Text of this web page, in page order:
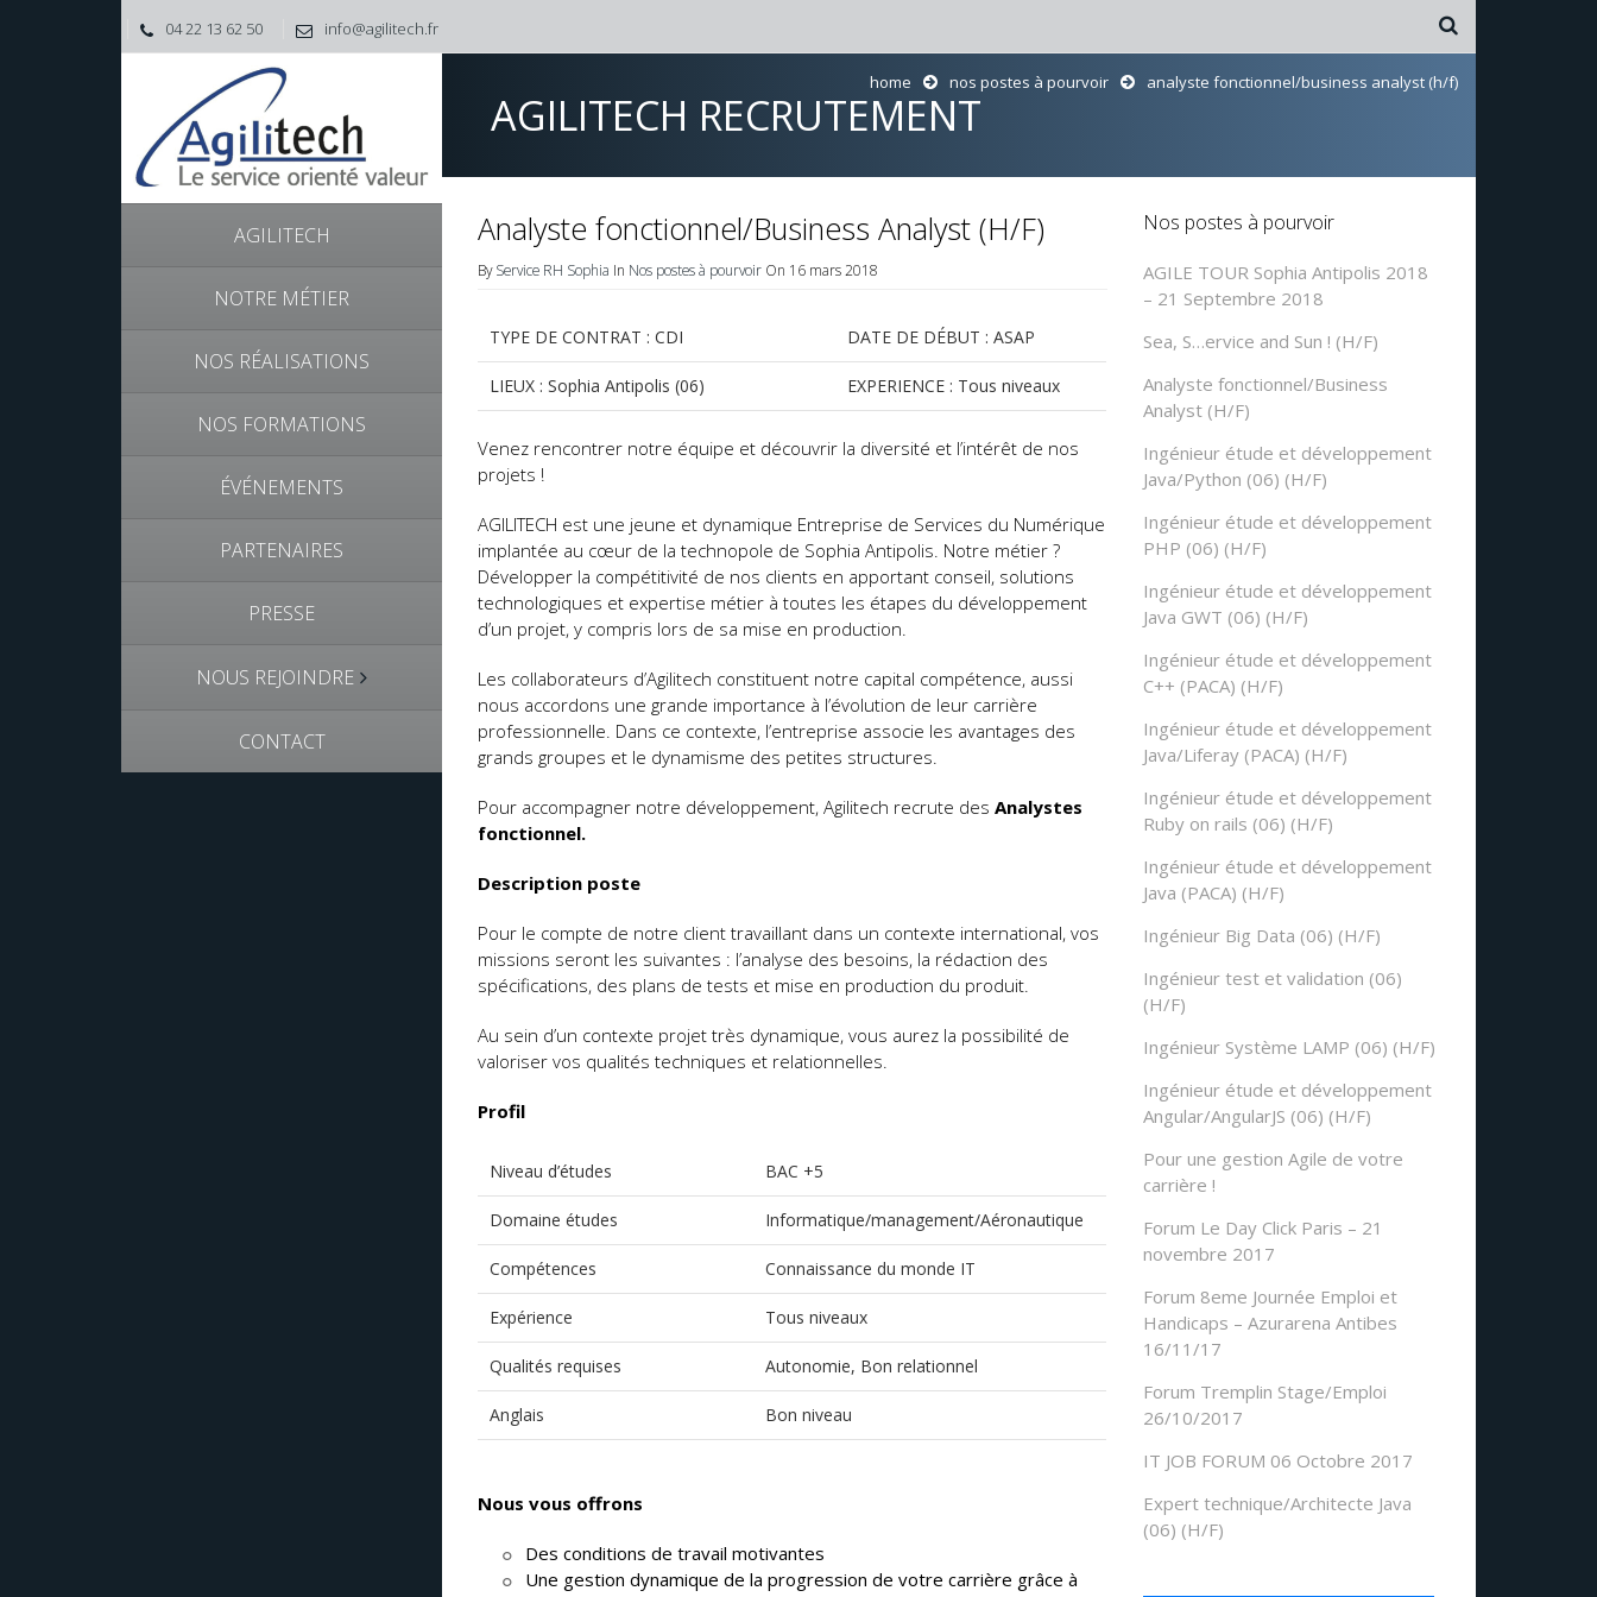
04 22 13 62 50 info@agilitech.fr
AGILITECH
NOTRE MÉTIER
NOS RÉALISATIONS
NOS FORMATIONS
ÉVÉNEMENTS
PARTENAIRES
PRESSE
NOUS REJOINDRE
CONTACT
AGILITECH RECRUTEMENT
home nos postes à pourvoir analyste fonctionnel/business analyst (h/f)
Analyste fonctionnel/Business Analyst (H/F)
ByService RH Sophia In Nos postes à pourvoir On 16 mars 2018
TYPE DE CONTRAT : CDI DATE DE DÉBUT : ASAP
LIEUX : Sophia Antipolis (06) EXPERIENCE : Tous niveaux
Venez rencontrer notre équipe et découvrir la diversité et l’intérêt de nos
projets !
AGILITECH est une jeune et dynamique Entreprise de Services du Numérique
implantée au cœur de la technopole de Sophia Antipolis. Notre métier ?
Développer la compétitivité de nos clients en apportant conseil, solutions
technologiques et expertise métier à toutes les étapes du développement
d’un projet, y compris lors de sa mise en production.
Les collaborateurs d’Agilitech constituent notre capital compétence, aussi
nous accordons une grande importance à l’évolution de leur carrière
professionnelle. Dans ce contexte, l’entreprise associe les avantages des
grands groupes et le dynamisme des petites structures.
Pour accompagner notre développement, Agilitech recrute des Analystes
fonctionnel.
Description poste
Pour le compte de notre client travaillant dans un contexte international, vos
missions seront les suivantes : l’analyse des besoins, la rédaction des
spécifications, des plans de tests et mise en production du produit.
Au sein d’un contexte projet très dynamique, vous aurez la possibilité de
valoriser vos qualités techniques et relationnelles.
Profil
Niveau d’études BAC +5
Domaine études Informatique/management/Aéronautique
Compétences Connaissance du monde IT
Expérience Tous niveaux
Qualités requises Autonomie, Bon relationnel
Anglais Bon niveau
Nous vous offrons
Des conditions de travail motivantes
Une gestion dynamique de la progression de votre carrière grâce à
Nos postes à pourvoir
AGILE TOUR Sophia Antipolis 2018
– 21 Septembre 2018
Sea, S…ervice and Sun ! (H/F)
Analyste fonctionnel/Business
Analyst (H/F)
Ingénieur étude et développement
Java/Python (06) (H/F)
Ingénieur étude et développement
PHP (06) (H/F)
Ingénieur étude et développement
Java GWT (06) (H/F)
Ingénieur étude et développement
C++ (PACA) (H/F)
Ingénieur étude et développement
Java/Liferay (PACA) (H/F)
Ingénieur étude et développement
Ruby on rails (06) (H/F)
Ingénieur étude et développement
Java (PACA) (H/F)
Ingénieur Big Data (06) (H/F)
Ingénieur test et validation (06)
(H/F)
Ingénieur Système LAMP (06) (H/F)
Ingénieur étude et développement
Angular/AngularJS (06) (H/F)
Pour une gestion Agile de votre
carrière !
Forum Le Day Click Paris – 21
novembre 2017
Forum 8eme Journée Emploi et
Handicaps – Azurarena Antibes
16/11/17
Forum Tremplin Stage/Emploi
26/10/2017
IT JOB FORUM 06 Octobre 2017
Expert technique/Architecte Java
(06) (H/F)